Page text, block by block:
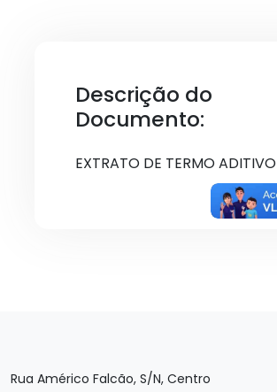
Descrição do
Documento:
EXTRATO DE TERMO ADITIVO
Rua Américo Falcão, S/N, Centro